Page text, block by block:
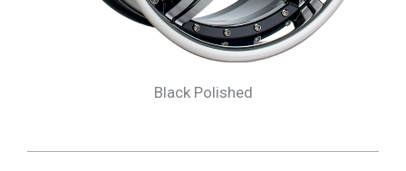
Black Polished